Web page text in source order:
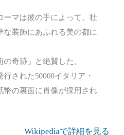
ーマは彼の手によって、壮
な装飾にあふれる美の都に
奇跡」と絶賛した。
行された50000イタリア・
幣の裏面に肖像が採用され
Wikipediaで詳細を見る